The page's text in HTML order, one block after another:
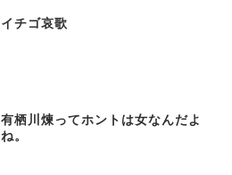
イチゴ哀歌
有栖川煉ってホントは女なんだよ
ね。